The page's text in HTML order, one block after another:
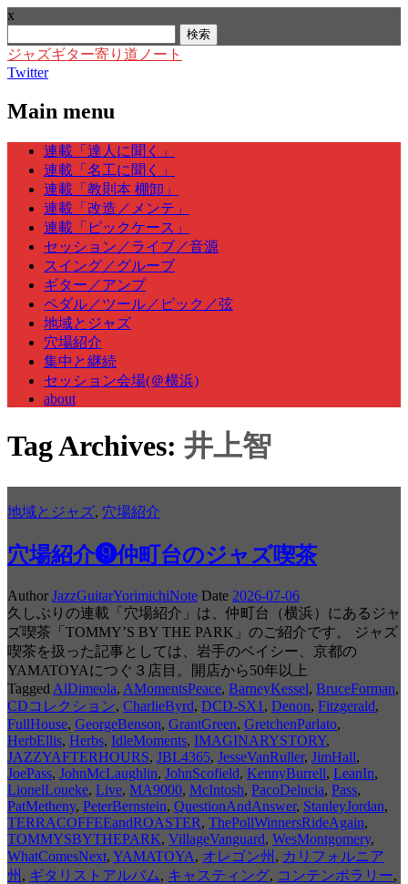
x
索:
ジャズギター寄り道ノート
Twitter
Main menu
Skip
content
連載「達人に聞く」
連載「名工に聞く」
連載「教則本 棚卸」
連載「改造／メンテ」
連載「ピックケース」
セッション／ライブ／音源
スイング／グルーブ
ギター／アンプ
ペダル／ツール／ピック／弦
地域とジャズ
穴場紹介
集中と継続
セッション会場(＠横浜)
about
Tag Archives: 井上智
地域とジャズ, 穴場紹介
穴場紹介❾仲町台のジャズ喫茶
Author JazzGuitarYorimichiNote Date 2026-07-06
久しぶりの連載「穴場紹介」は、仲町台（横浜）にあるジャ
ズ喫茶「TOMMY’S BY THE PARK」のご紹介です。 ジャズ
喫茶を扱った記事としては、岩手のベイシー、京都の
YAMATOYAにつぐ３店目。開店から50年以上
Tagged AlDimeola, AMomentsPeace, BarneyKessel, BruceForman,
CDコレクション, CharlieByrd, DCD-SX1 , Denon, Fitzgerald,
FullHouse, GeorgeBenson, GrantGreen, GretchenParlato,
HerbEllis, Herbs, IdleMoments, IMAGINARYSTORY,
JAZZYAFTERHOURS, JBL4365, JesseVanRuller, JimHall,
JoePass, JohnMcLaughlin, JohnScofield, KennyBurrell, LeanIn,
LionelLoueke, Live, MA9000, McIntosh, PacoDelucia, Pass,
PatMetheny, PeterBernstein, QuestionAndAnswer, StanleyJordan,
TERRACOFFEEandROASTER, ThePollWinnersRideAgain,
TOMMYSBYTHEPARK, VillageVanguard, WesMontgomery,
WhatComesNext, YAMATOYA, オレゴン州 , カリフォルニア
州 , ギタリストアルバム, キャスティング, コンテンポラリー,